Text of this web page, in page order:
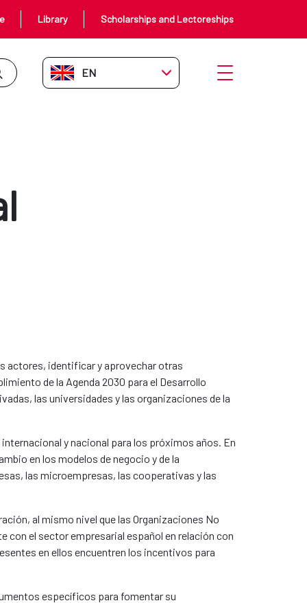
Library Scholarships and Lectoreships
EN-GB Open menu
actores, identificar y aprovechar otras
de la Agenda 2030 para el Desarrollo
las universidades y las organizaciones de la
y nacional para los próximos años. En
en los modelos de negocio y de la
las microempresas, las cooperativas y las
al mismo nivel que las Organizaciones No
con el sector empresarial español en relación con
en ellos encuentren los incentivos para
específicos para fomentar su